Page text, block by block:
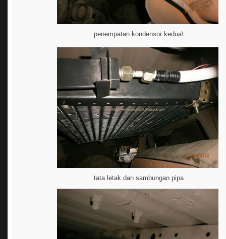
penempatan kondensor kedua\
tata letak dan sambungan pipa